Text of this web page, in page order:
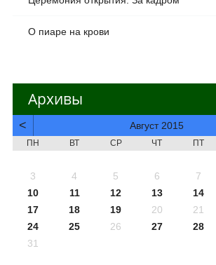
О пиаре на крови
Архивы
< Август 2015
ПН ВТ СР ЧТ ПТ
3
4 5 6 7
10
11 12 13 14
17
18 19 20 21
24
25 26 27 28
31